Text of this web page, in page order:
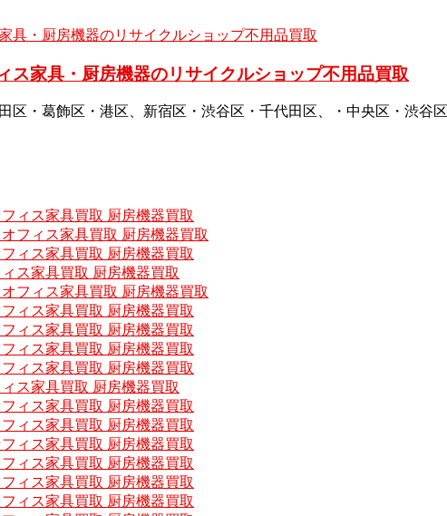
家具・厨房機器のリサイクルショップ不用品買取
区・葛飾区・港区、新宿区・渋谷区・千代田区、・中央区・渋
ィス家具買取 厨房機器買取
フィス家具買取 厨房機器買取
ィス家具買取 厨房機器買取
ス家具買取 厨房機器買取
フィス家具買取 厨房機器買取
ィス家具買取 厨房機器買取
ィス家具買取 厨房機器買取
ィス家具買取 厨房機器買取
ィス家具買取 厨房機器買取
ス家具買取 厨房機器買取
ィス家具買取 厨房機器買取
ィス家具買取 厨房機器買取
ィス家具買取 厨房機器買取
ィス家具買取 厨房機器買取
ィス家具買取 厨房機器買取
ィス家具買取 厨房機器買取